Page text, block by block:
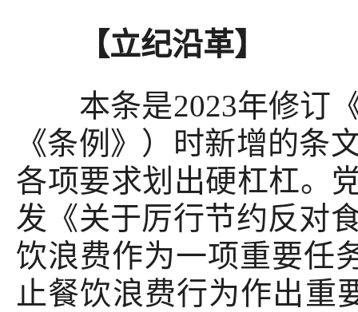
【立纪沿革】
本条是2023年修订《
《条例》）时新增的条
各项要求划出硬杠杠。
发《关于厉行节约反对
饮浪费作为一项重要任
止餐饮浪费行为作出重